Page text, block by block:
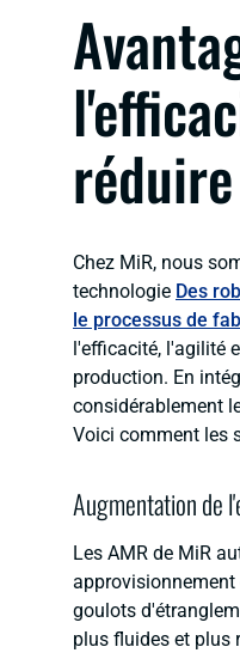
Chez MiR, nous
technologie Des
le processus de
l'efficacité, l'agilité
production. En
considérablement
Voici comment les
Augmentation de
Les AMR de MiR
goulots
plus fluides et plus